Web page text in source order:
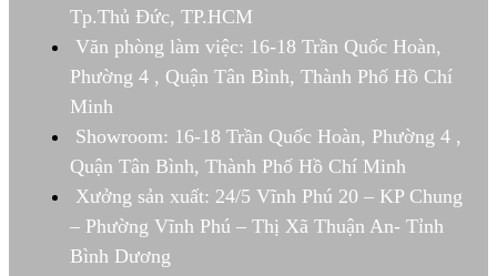
Tp.Thủ Đức, TP.HCM
Văn phòng làm việc: 16-18 Trần Quốc Hoàn,
Phường 4 , Quận Tân Bình, Thành Phố Hồ Chí
Minh
Showroom: 16-18 Trần Quốc Hoàn, Phường 4 ,
Quận Tân Bình, Thành Phố Hồ Chí Minh
Xưởng sản xuất: 24/5 Vĩnh Phú 20 – KP Chung
– Phường Vĩnh Phú – Thị Xã Thuận An- Tỉnh
Bình Dương